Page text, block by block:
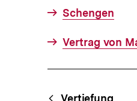
Schengen
Vertrag von
Content-
Vertiefung